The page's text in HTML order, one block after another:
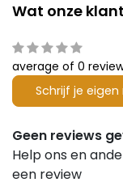
Wat onze
average of 0
Schrijf je eigen
Geen reviews
Help ons en
een review